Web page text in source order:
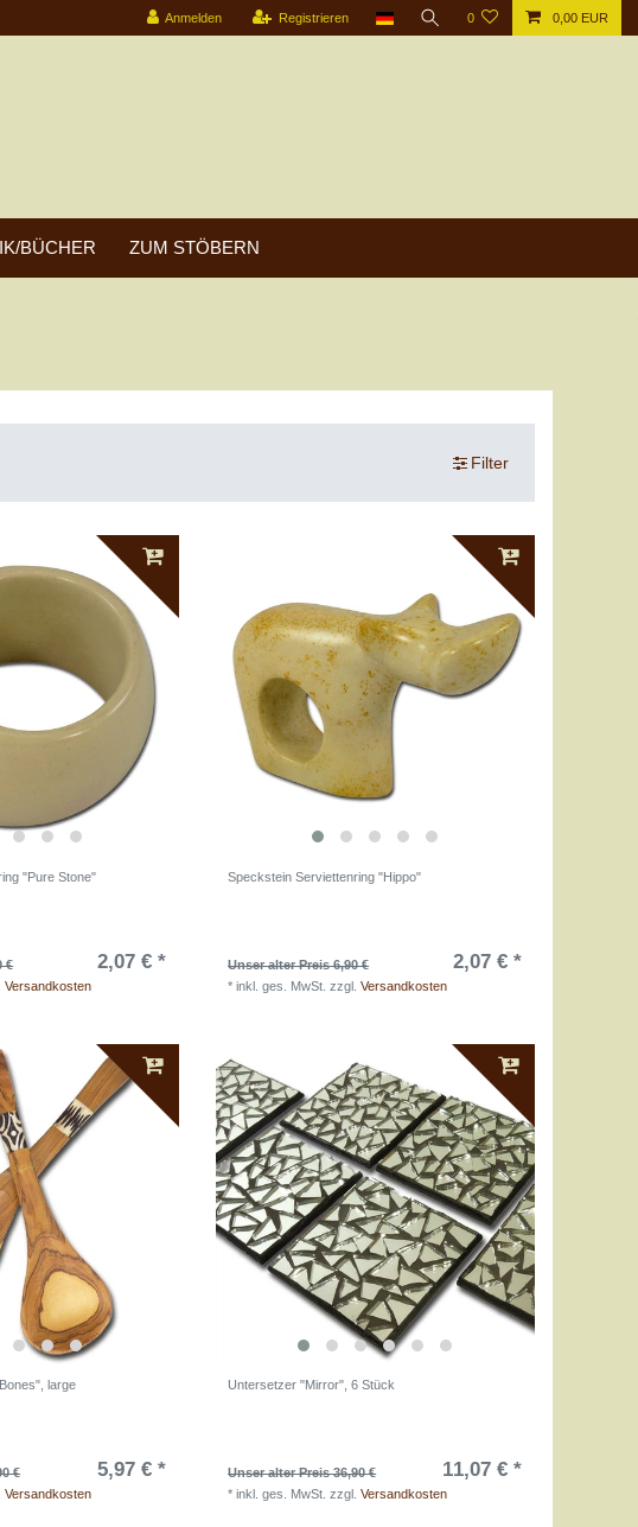
Anmelden Registrieren 0 0,00 EUR
BÜCHER ZUM STÖBERN
Filter
"Pure Stone"
€ 2,07 € *
Versandkosten
Speckstein Serviettenring "Hippo"
Unser alter Preis 6,90 € 2,07 € *
*inkl. ges. MwSt. zzgl.Versandkosten
large
€ 5,97 € *
Versandkosten
Untersetzer "Mirror", 6 Stück
Unser alter Preis 36,90 € 11,07 € *
*inkl. ges. MwSt. zzgl.Versandkosten